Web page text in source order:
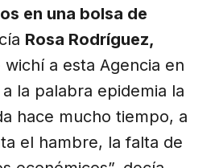
en una bolsa de
Rosa Rodríguez,
a esta Agencia en
la palabra epidemia la
hace mucho tiempo, a
el hambre, la falta de